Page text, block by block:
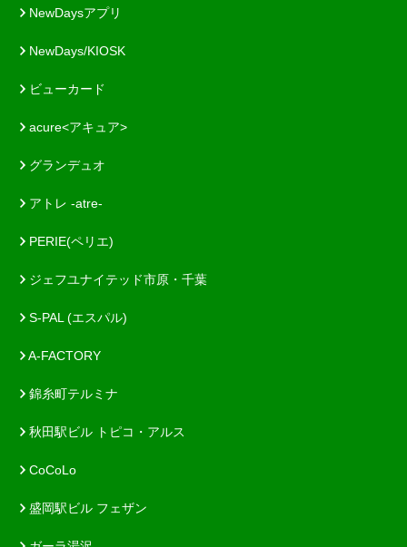
NewDaysアプリ
NewDays/KIOSK
ビューカード
acure<アキュア>
グランデュオ
アトレ -atre-
PERIE(ペリエ)
ジェフユナイテッド市原・千葉
S-PAL (エスパル)
A-FACTORY
錦糸町テルミナ
秋田駅ビル トピコ・アルス
CoCoLo
盛岡駅ビル フェザン